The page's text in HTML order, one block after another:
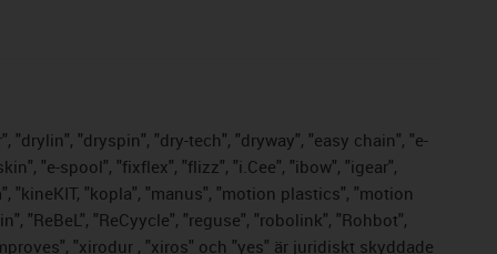
"drylin", "dryspin", "dry-tech", "dryway", "easy chain", "e-
"e-spool", "fixflex", "flizz", "i.Cee", "ibow", "igear",
"kineKIT, "kopla", "manus", "motion plastics", "motion
"ReBeL", "ReCyycle", "reguse", "robolink", "Rohbot",
"xirodur , "xiros" och "yes" är juridiskt skyddade